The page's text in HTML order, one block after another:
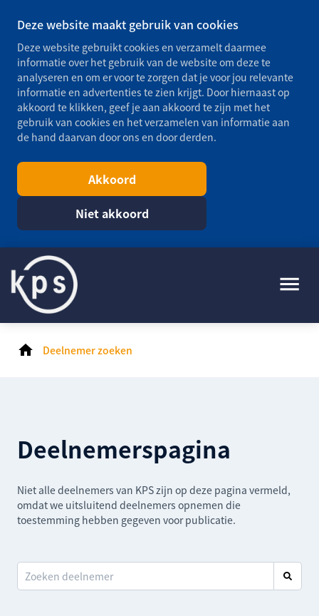
Deze website maakt gebruik van cookies
Deze website gebruikt cookies en verzamelt daarmee
informatie over het gebruik van de website om deze te
analyseren en om er voor te zorgen dat je voor jou relevante
informatie en advertenties te zien krijgt. Door hiernaast op
akkoord te klikken, geef je aan akkoord te zijn met het
gebruik van cookies en het verzamelen van informatie aan
de hand daarvan door ons en door derden.
Akkoord
Niet akkoord
Deelnemer zoeken
Deelnemerspagina
Niet alle deelnemers van KPS zijn op deze pagina vermeld,
omdat we uitsluitend deelnemers opnemen die
toestemming hebben gegeven voor publicatie.